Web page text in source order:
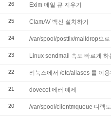
26 Exim 메일 큐 지우기
25 ClamAV 백신 설치하기
24 /var/spool/postfix/maildrop으로
23 Linux sendmail 속도 빠르게 하
22 리눅스에서 /etc/aliases 를 이
21 dovecot 에러 예제
20 /var/spool/clientmqueue 디렉